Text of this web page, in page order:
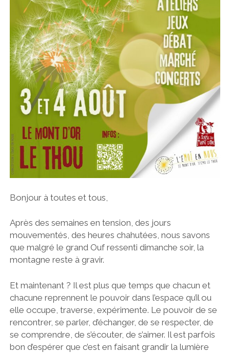
Bonjour à toutes et tous,
Après des semaines en tension, des jours
mouvementés, des heures chahutées, nous savons
que malgré le grand Ouf ressenti dimanche soir, la
montagne reste à gravir.
Et maintenant ? Il est plus que temps que chacun et
chacune reprennent le pouvoir dans l’espace qu’il ou
elle occupe, traverse, expérimente. Le pouvoir de se
rencontrer, se parler, d’échanger, de se respecter, de
se comprendre, de s’écouter, de s’aimer. Il est parfois
bon d’espérer que c’est en faisant grandir la lumière